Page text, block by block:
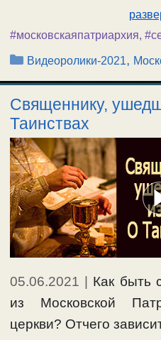
#московскаяпатриархия,
Рубрики
Видеоролики-2021,
Священнику,
Таинствах
05.06.2021 | Как быть
из Московской
церкви? Отчего